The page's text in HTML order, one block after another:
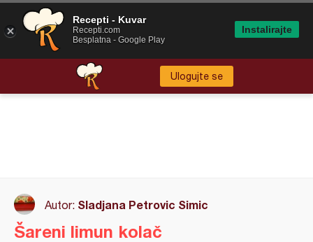
Ulogujte se
Autor: Sladjana Petrovic Simic
Šareni limun kolač
Recepti - Kuvar
Recepti.com
Besplatna - Google Play
Instalirajte